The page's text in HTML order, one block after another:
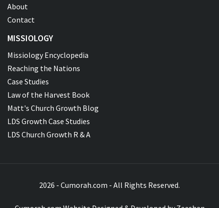
About
Contact
MISSIOLOGY
Missiology Encyclopedia
Reaching the Nations
Case Studies
Law of the Harvest Book
Matt's Church Growth Blog
LDS Growth Case Studies
LDS Church Growth R & A
2026 - Cumorah.com - All Rights Reserved.